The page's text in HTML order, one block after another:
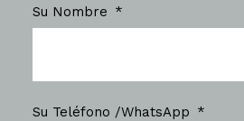
Su Nombre
Su Teléfono /WhatsApp